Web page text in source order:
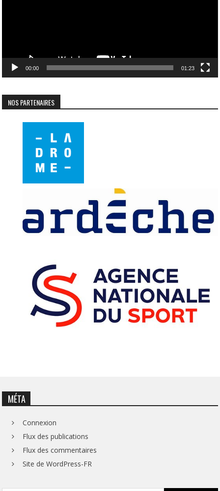
00:00 01:23
NOS PARTENAIRES
MÉTA
Connexion
Flux des publications
Flux des commentaires
Site de WordPress-FR